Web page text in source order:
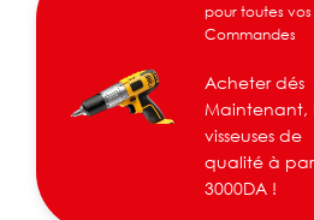
pour toutes vos
Commandes
Acheter dés
Maintenant,
visseuses de
qualité à
3000DA !